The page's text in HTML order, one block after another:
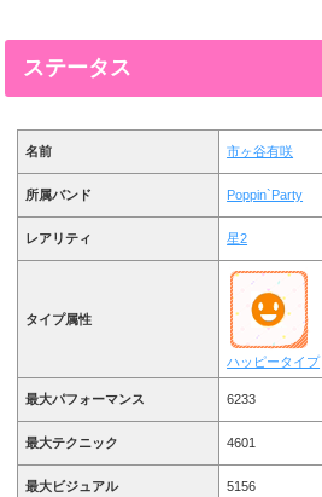
ステータス
名前 市ヶ谷有咲
所属バンド Poppin`Party
レアリティ 星2
タイプ属性
ハッピータイプ
最大パフォーマンス 6233
最大テクニック 4601
最大ビジュアル 5156